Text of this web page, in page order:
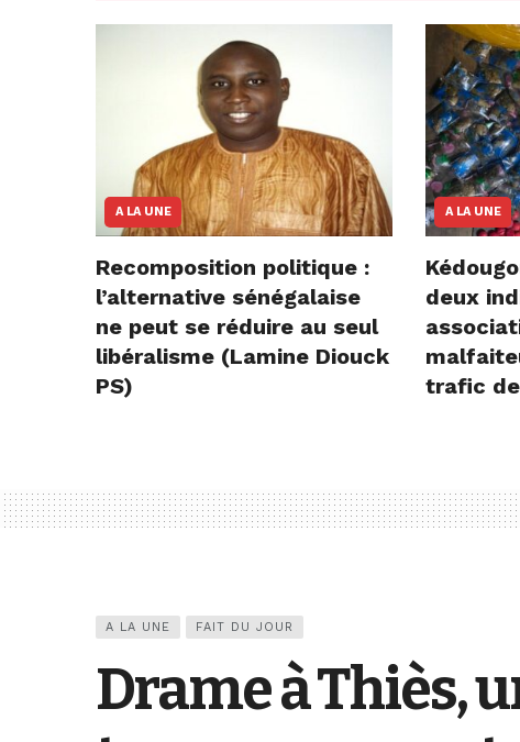
A LA UNE
Recomposition politique :
l’alternative sénégalaise
ne peut se réduire au seul
libéralisme (Lamine Diouck
PS)
A LA UNE
deux
trafic
A LA UNE FAIT DU JOUR
Drame à Thiès,